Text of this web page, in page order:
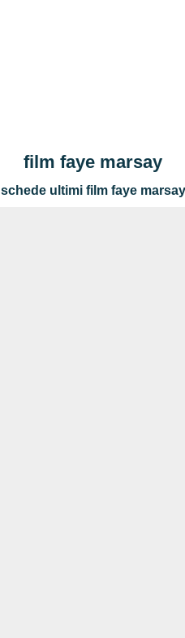
film faye marsay
schede ultimi film faye marsay